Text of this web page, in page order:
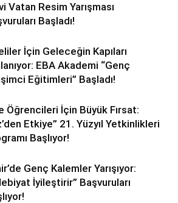
Vatan Resim Yarışması
Başladı!
İçin Geleceğin Kapıları
EBA Akademi “Genç
Eğitimleri” Başladı!
Öğrencileri İçin Büyük Fırsat:
Etkiye” 21. Yüzyıl Yetkinlikleri
Başlıyor!
Genç Kalemler Yarışıyor:
İyileştirir” Başvuruları